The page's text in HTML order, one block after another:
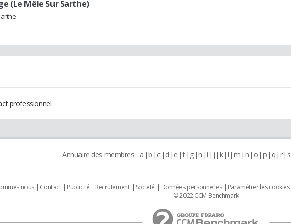
(Le Mêle Sur Sarthe)
professionnel
Annuaire des membres : a b c d e f g h i j k l m n o p q r s
nous Contact Publicité Recrutement Societé Données personnelles Paramétrer les cookies
© 2022 CCM Benchmark